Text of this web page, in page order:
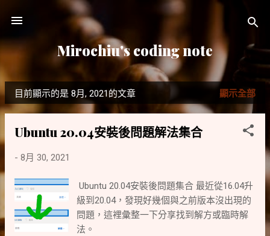
Mirochiu's coding note
發
文
章
目前顯示的是 8月, 2021的文章 顯示全部
Ubuntu 20.04安裝後問題解法集合
- 8月 30, 2021
Ubuntu 20.04安裝後問題集合 最近從16.04升
級到20.04，發現好幾個與之前版本沒出現的
問題，這裡彙整一下分享找到解方或臨時解
法。